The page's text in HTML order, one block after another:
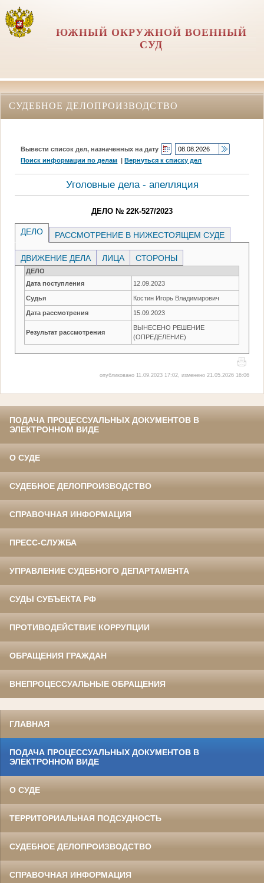
ЮЖНЫЙ ОКРУЖНОЙ ВОЕННЫЙ
СУД
СУДЕБНОЕ ДЕЛОПРОИЗВОДСТВО
Вывести список дел, назначенных на дату
Поиск информации по делам |Вернуться к списку дел
Уголовные дела - апелляция
ДЕЛО № 22К-527/2023
ДЕЛО РАССМОТРЕНИЕ В НИЖЕСТОЯЩЕМ СУДЕ
ДВИЖЕНИЕ ДЕЛА ЛИЦА СТОРОНЫ
ДЕЛО
Дата поступления
12.09.2023
Судья Костин Игорь Владимирович
Дата рассмотрения 15.09.2023
Результат рассмотрения
ВЫНЕСЕНО РЕШЕНИЕ
(ОПРЕДЕЛЕНИЕ)
опубликовано 11.09.2023 17:02, изменено 21.05.2026 16:06
ПОДАЧА ПРОЦЕССУАЛЬНЫХ ДОКУМЕНТОВ В
ЭЛЕКТРОННОМ ВИДЕ
О СУДЕ
СУДЕБНОЕ ДЕЛОПРОИЗВОДСТВО
СПРАВОЧНАЯ ИНФОРМАЦИЯ
ПРЕСС-СЛУЖБА
УПРАВЛЕНИЕ СУДЕБНОГО ДЕПАРТАМЕНТА
СУДЫ СУБЪЕКТА РФ
ПРОТИВОДЕЙСТВИЕ КОРРУПЦИИ
ОБРАЩЕНИЯ ГРАЖДАН
ВНЕПРОЦЕССУАЛЬНЫЕ ОБРАЩЕНИЯ
ГЛАВНАЯ
ПОДАЧА ПРОЦЕССУАЛЬНЫХ ДОКУМЕНТОВ В
ЭЛЕКТРОННОМ ВИДЕ
О СУДЕ
ТЕРРИТОРИАЛЬНАЯ ПОДСУДНОСТЬ
СУДЕБНОЕ ДЕЛОПРОИЗВОДСТВО
СПРАВОЧНАЯ ИНФОРМАЦИЯ